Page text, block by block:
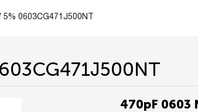
0603CG471J500NT
470pF 0603